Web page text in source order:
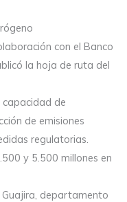
con el Banco
la hoja de ruta del
de
de emisiones
regulatorias.
y 5.500 millones en
departamento